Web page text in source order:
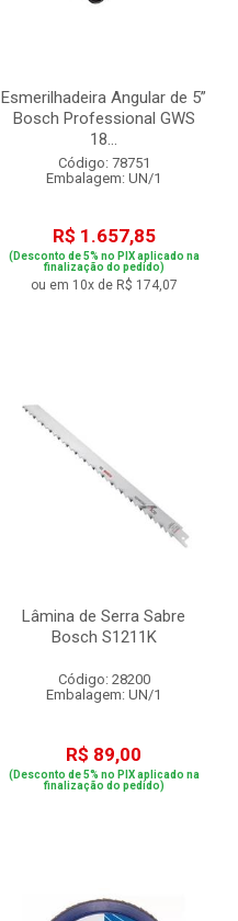
Esmerilhadeira Angular de 5”
Bosch Professional GWS
18...
Código: 78751
Embalagem: UN/1
R$ 1.657,85
(Desconto de 5% no PIX aplicado na
finalização do pedido)
ou em 10x de R$ 174,07
Lâmina de Serra Sabre
Bosch S1211K
Código: 28200
Embalagem: UN/1
R$ 89,00
(Desconto de 5% no PIX aplicado na
finalização do pedido)